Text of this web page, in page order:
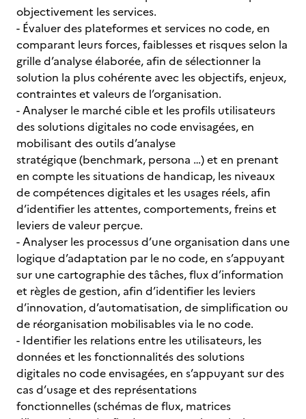
objectivement les services.
- Évaluer des plateformes et services no code, en
comparant leurs forces, faiblesses et risques selon la
grille d’analyse élaborée, afin de sélectionner la
solution la plus cohérente avec les objectifs, enjeux,
contraintes et valeurs de l’organisation.
- Analyser le marché cible et les profils utilisateurs
des solutions digitales no code envisagées, en
mobilisant des outils d’analyse
stratégique (benchmark, persona …) et en prenant
en compte les situations de handicap, les niveaux
de compétences digitales et les usages réels, afin
d’identifier les attentes, comportements, freins et
leviers de valeur perçue.
- Analyser les processus d’une organisation dans une
logique d’adaptation par le no code, en s’appuyant
sur une cartographie des tâches, flux d’information
et règles de gestion, afin d’identifier les leviers
d’innovation, d’automatisation, de simplification ou
de réorganisation mobilisables via le no code.
- Identifier les relations entre les utilisateurs, les
données et les fonctionnalités des solutions
digitales no code envisagées, en s’appuyant sur des
cas d’usage et des représentations
fonctionnelles (schémas de flux, matrices